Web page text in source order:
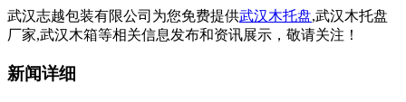
武汉志越包装有限公司为您免费提供武汉木托盘,武汉木托盘
厂家,武汉木箱等相关信息发布和资讯展示，敬请关注！
新闻详细